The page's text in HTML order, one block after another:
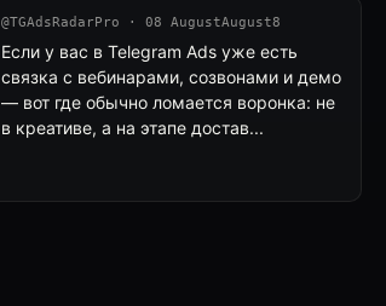
@TGAdsRadarPro · 08 AugustAugust8
Если у вас в Telegram Ads уже есть
связка с вебинарами, созвонами и демо
— вот где обычно ломается воронка: не
в креативе, а на этапе достав...